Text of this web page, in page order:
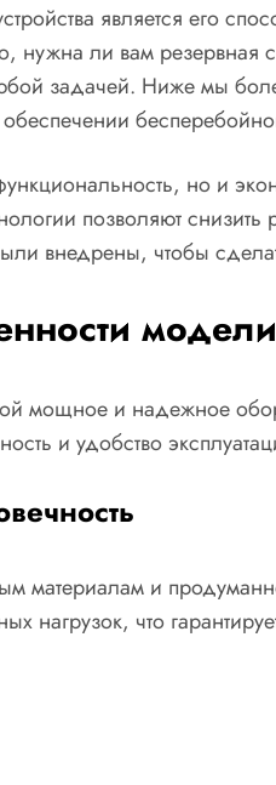
является его
нужна ли вам
задачей. Ниже мы
но и
позволяют
внедрены, чтобы
мощное и надежное
и удобство
материалам и
нагрузок, что